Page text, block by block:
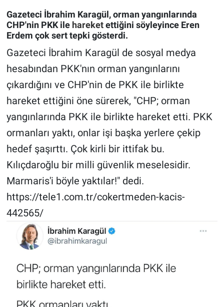
Gazeteci İbrahim Karagül, orman yangınlarında
CHP'nin PKK ile hareketettiğini söyleyince Eren
Erdem çok sert tepki gösterdi.
Gazeteci İbrahim Karagül de sosyal medya
hesabından PKK'nın orman yangınlarını
çıkardığını ve CHP'nin de PKK ile birlikte
hareket ettiğini öne sürerek, "CHP; orman
yangınlarında PKK ile birlikte hareket etti. PKK
ormanları yaktı, onlar işi başka yerlere çekip
hedef şaşırttı. Çok kirli bir ittifak bu.
Kılıçdaroğlu bir milli güvenlik meselesidir.
Marmaris'i böyle yaktılar!" dedi.
https://tele1.com.tr/cokertmeden-kacis-
442565/
Gün Bitiyor
Gün Ortası
Gündem Özel
Günün görüntüsü
Haber
İlan
Kimdir
Koronavirüs
Kültür Sanat
Ne demişti
Nedir